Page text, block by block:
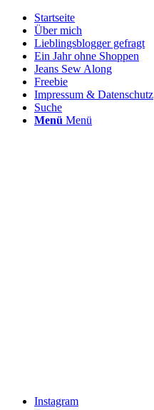
Startseite
Über mich
Lieblingsblogger gefragt
Ein Jahr ohne Shoppen
Jeans Sew Along
Freebie
Impressum & Datenschutz
Suche
Menü Menü
Instagram